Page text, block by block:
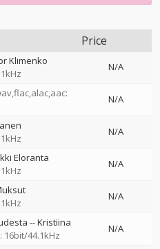
Price
Klimenko
N/A
N/A
N/A
Eloranta
N/A
N/A
--Kristiina
16bit/44.1kHz
N/A